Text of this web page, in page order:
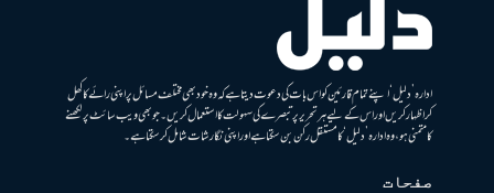
ادارہ ’دلیل‘ اپنے تمام قارئین کو اس بات کی دعوت دیتا ہے کہ وہ خود بھی مختلف مسائل پر اپنی رائے کا کھل
کر اظہار کریں اور اس کے لیے ہر تحریر پر تبصرے کی سہولت کا استعمال کریں۔ جو بھی ویب سائٹ پر لکھنے
کا متمنی ہو، وہ ادارہ ’دلیل‘ کا مستقل رکن بن سکتا ہے اور اپنی نگارشات شامل کرسکتا ہے۔
صفحات